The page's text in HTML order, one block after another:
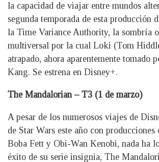
la capacidad de viajar entre mundos
segunda temporada de esta producción
la Time Variance Authority, la sombría
multiversal por la cual Loki (Tom
atrapado, ahora aparentemente tomado
Kang. Se estrena en Disney+.
The Mandalorian – T3 (1 de marzo)
A pesar de los numerosos viajes de
de Star Wars este año con
Boba Fett y Obi-Wan Kenobi, nada ha
éxito de su serie insignia, The